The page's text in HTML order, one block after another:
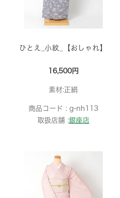
ひとえ_小紋_【おしゃれ】
16,500円
素材:正絹
商品コード : g-nh113
取扱店舗 :銀座店